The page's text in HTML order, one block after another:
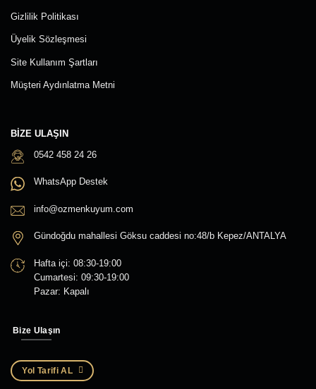
Gizlilik Politikası
Üyelik Sözleşmesi
Site Kullanım Şartları
Müşteri Aydınlatma Metni
BIZE ULAŞIN
0542 458 24 26
WhatsApp Destek
info@ozmenkuyum.com
Gündoğdu mahallesi Göksu caddesi no:48/b Kepez/ANTALYA
Hafta içi: 08:30-19:00
Cumartesi: 09:30-19:00
Pazar: Kapalı
Bize Ulaşın
Yol Tarifi AL